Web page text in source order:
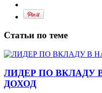
Статьи по теме
ЛИДЕР ПО
ДОХОД